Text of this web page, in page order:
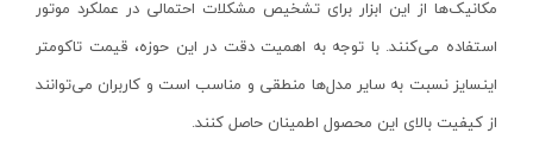
انواع مته و قلم
پایه فارسی بر
ماشین سنباده نواری
سایر ابزار نجاری
استارمکس-starmax
کلابر-claber
وفایی-VAFAEI
کوکا-kuka
مکانیک‌ها از این ابزار برای تشخیص مشکلات احتمالی در عملکرد موتور
استفاده می‌کنند. با توجه به اهمیت دقت در این حوزه، قیمت تاکومتر
اینسایز نسبت به سایر مدل‌ها منطقی و مناسب است و کاربران می‌توانند
از کیفیت بالای این محصول اطمینان حاصل کنند.